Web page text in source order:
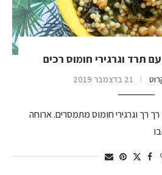
תרד וגרגירי חומוס רכים
21 בדצמבר 2019
רך וגרגירי חומוס מתמסרים. ארוחה